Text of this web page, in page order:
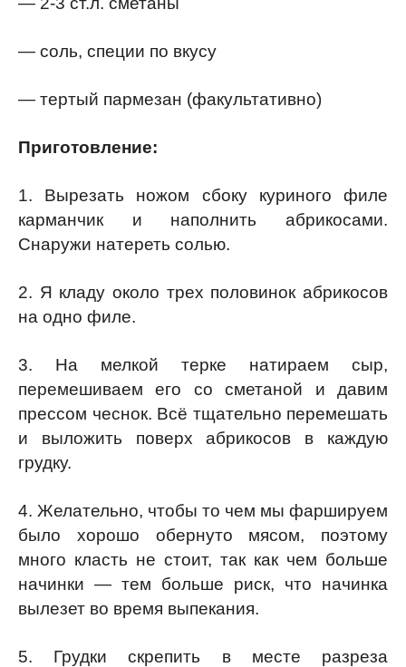
— соль, специи по вкусу
— тертый пармезан (факультативно)
Приготовление:
1. Вырезать ножом сбоку куриного филе
карманчик и наполнить абрикосами.
Снаружи натереть солью.
2. Я кладу около трех половинок абрикосов
на одно филе.
3. На мелкой терке натираем сыр,
перемешиваем его со сметаной и давим
прессом чеснок. Всё тщательно перемешать
и выложить поверх абрикосов в каждую
грудку.
4. Желательно, чтобы то чем мы фаршируем
было хорошо обернуто мясом, поэтому
много класть не стоит, так как чем больше
начинки — тем больше риск, что начинка
вылезет во время выпекания.
5. Грудки скрепить в месте разреза